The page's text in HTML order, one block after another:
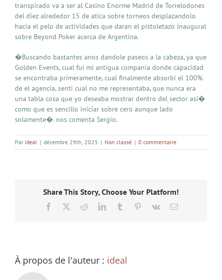
transpirado va a ser al Casino Enorme Madrid de Torrelodones
del diez alrededor 15 de atica sobre torneos desplazandolo
hacia el pelo de actividades que daran el pistoletazo inaugural
sobre Beyond Poker acerca de Argentina.
�Buscando bastantes anos dandole paseos a la cabeza, ya que
Golden Events, cual fui mi antigua compania donde capacidad
se encontraba primeramente, cual finalmente absorbi el 100%
de el agencia, senti cual no me representaba, que nunca era
una tabla cosa que yo deseaba mostrar dentro del sector asi�
como que es sencillo iniciar sobre cero aunque lado
solamente�. nos comenta Sergio.
Par ideal | décembre 29th, 2025 | Non classé | 0 commentaire
Share This Story, Choose Your Platform!
Facebook RedditLinkedInTumblr Pinterest
Vk Email
À propos de l'auteur : ideal